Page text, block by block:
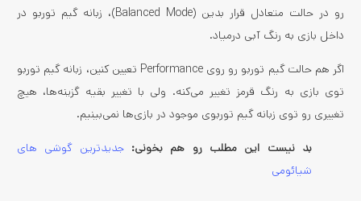
رو در حالت متعادل قرار بدین (Balanced Mode)، زبانه گیم توربو در
داخل بازی به رنگ آبی درمیاد.
اگر هم حالت گیم توربو رو روی Performance تعیین کنین، زبانه گیم توربو
توی بازی به رنگ قرمز تغییر می‌کنه. ولی با تغییر بقیه گزینه‌ها، هیچ
تغییری رو توی زبانه گیم توربوی موجود در بازی‌ها نمی‌بینیم.
بد نیست این مطلب رو هم بخونی:جدیدترین گوشی های
شیائومی